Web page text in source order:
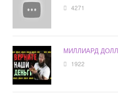
4271
МИЛЛИАРД
1922